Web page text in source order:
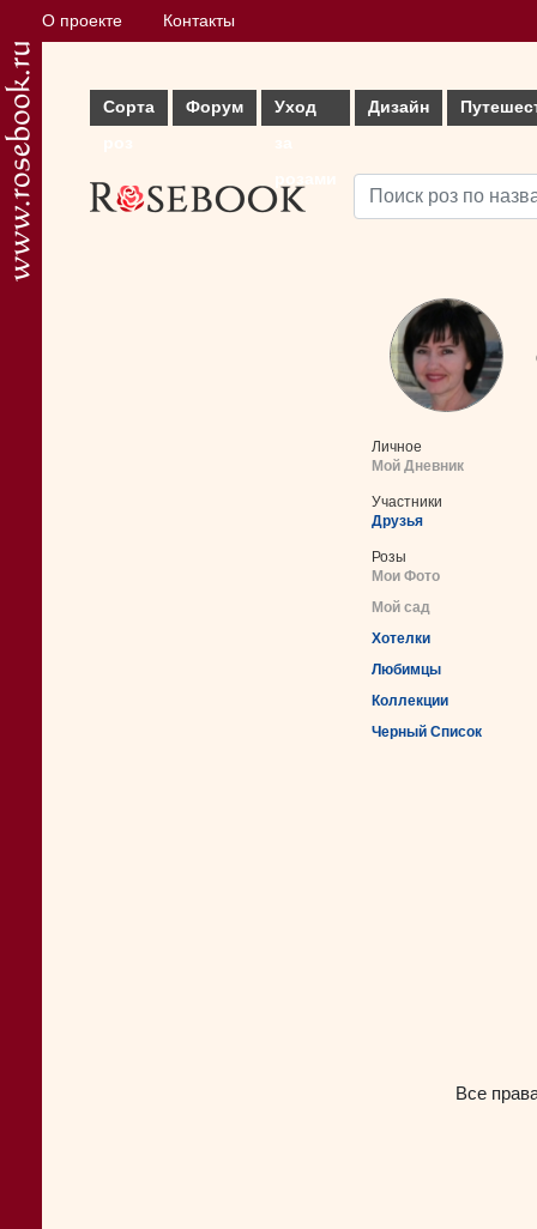
О проекте Контакты
Сорта
Форум
Уход
Дизайн
Личное
Мой Дневник
Участники
Друзья
Розы
Мои Фото
Мой сад
Хотелки
Любимцы
Коллекции
Черный Список
Все